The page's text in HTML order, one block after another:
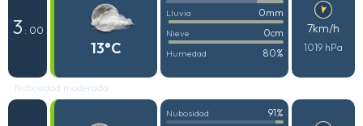
3 : 00
13°C
Lluvia 0mm
Nieve 0cm
Humedad 80%
7km/h
1019 hPa
Nubosidad moderada
Nubosidad 91%